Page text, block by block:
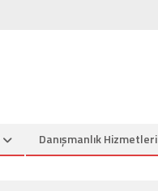
Danışmanlık Hizmetleri